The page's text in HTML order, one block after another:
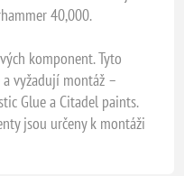
40,000.
komponent. Tyto
vyžadují montáž –
Glue a Citadel paints.
jsou určeny k montáži